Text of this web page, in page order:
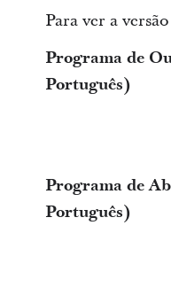
Para ver a
Programa de
Português)
Programa de
Português)